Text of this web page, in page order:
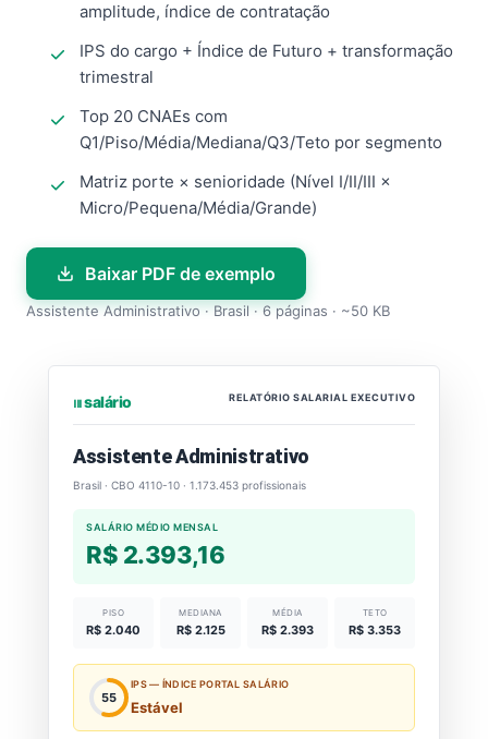
amplitude, índice de contratação
IPS do cargo + Índice de Futuro + transformação
trimestral
Top 20 CNAEs com
Q1/Piso/Média/Mediana/Q3/Teto por segmento
Matriz porte × senioridade (Nível I/II/III ×
Micro/Pequena/Média/Grande)
Baixar PDF de exemplo
Assistente Administrativo · Brasil · 6 páginas · ~50 KB
⏐⏐⏐ salário RELATÓRIO SALARIAL EXECUTIVO
Assistente Administrativo
Brasil · CBO 4110-10 · 1.173.453 profissionais
SALÁRIO MÉDIO MENSAL
R$ 2.393,16
PISO
R$ 2.040
MEDIANA
R$ 2.125
MÉDIA
R$ 2.393
TETO
R$ 3.353
55
IPS — ÍNDICE PORTAL SALÁRIO
Estável